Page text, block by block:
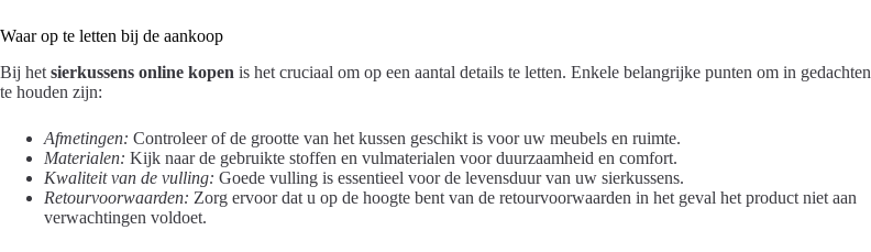
Waar op te letten bij de aankoop
Bij het sierkussens online kopen is het cruciaal om op een aantal details te letten. Enkele belangrijke punten om in gedachten
te houden zijn:
Afmetingen: Controleer of de grootte van het kussen geschikt is voor uw meubels en ruimte.
Materialen: Kijk naar de gebruikte stoffen en vulmaterialen voor duurzaamheid en comfort.
Kwaliteit van de vulling: Goede vulling is essentieel voor de levensduur van uw sierkussens.
Retourvoorwaarden: Zorg ervoor dat u op de hoogte bent van de retourvoorwaarden in het geval het product niet aan
verwachtingen voldoet.